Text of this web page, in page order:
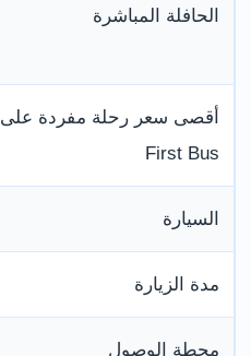
الحافلة المباشرة
أقصى سعر رحلة مفردة على
First Bus
السيارة
مدة الزيارة
محطة الوصول